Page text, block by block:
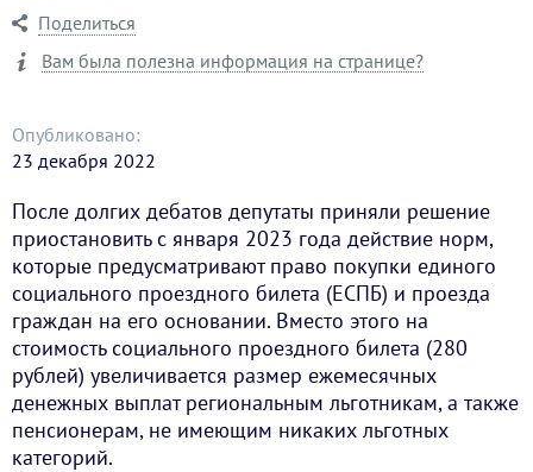
Поделиться
Вам была полезна информация на странице?
Опубликовано:
23 декабря 2022
После долгих дебатов депутаты приняли решение
приостановить с января 2023 года действие норм,
которые предусматривают право покупки единого
социального проездного билета (ЕСПБ) и проезда
граждан на его основании. Вместо этого на
стоимость социального проездного билета (280
рублей) увеличивается размер ежемесячных
денежных выплат региональным льготникам, а также
пенсионерам, не имеющим никаких льготных
категорий.